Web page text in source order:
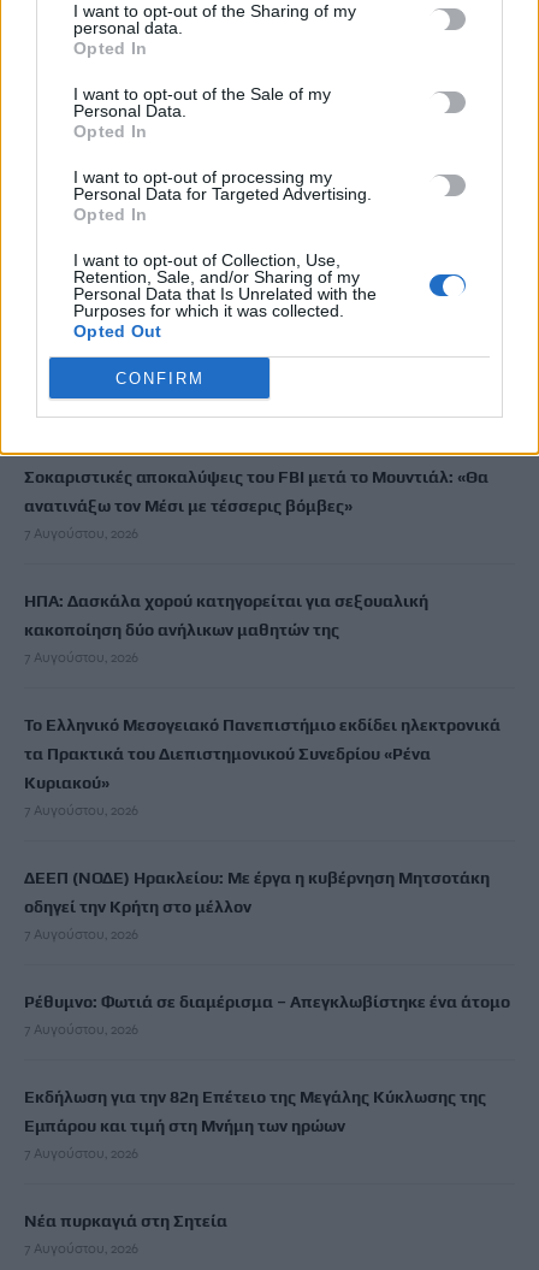
I want to opt-out of the Sharing of my
personal data.
Opted In
I want to opt-out of the Sale of my
Personal Data.
Opted In
I want to opt-out of processing my
Personal Data for Targeted Advertising.
Opted In
I want to opt-out of Collection, Use,
Retention, Sale, and/or Sharing of my
Personal Data that Is Unrelated with the
Purposes for which it was collected.
Opted Out
CONFIRM
Μην χάνεις είδηση. Βάλε τοCRETA24στην
ΡΟΗ ΕΙΔΗΣΕΩΝ
Ξεκινούν οι ετήσιες Καλοκαιρινές Εκθέσεις του Φεστιβάλ
Κινηματογράφου Χανίων
7 Αυγούστου, 2026
Ισπανία: Απολιθώματα αποκαλύπτουν ότι οι πρώτοι
Ευρωπαίοι ίσως ασκούσαν κανιβαλισμό
Σοκαριστικές αποκαλύψεις του FBI μετά το Μουντιάλ: «Θα
ανατινάξω τον Μέσι με τέσσερις βόμβες»
7 Αυγούστου, 2026
ΗΠΑ: Δασκάλα χορού κατηγορείται για σεξουαλική
κακοποίηση δύο ανήλικων μαθητών της
7 Αυγούστου, 2026
Το Ελληνικό Μεσογειακό Πανεπιστήμιο εκδίδει ηλεκτρονικά
τα Πρακτικά του Διεπιστημονικού Συνεδρίου «Ρένα
Κυριακού»
7 Αυγούστου, 2026
ΔΕΕΠ (ΝΟΔΕ) Ηρακλείου: Με έργα η κυβέρνηση Μητσοτάκη
οδηγεί την Κρήτη στο μέλλον
7 Αυγούστου, 2026
Ρέθυμνο: Φωτιά σε διαμέρισμα – Απεγκλωβίστηκε ένα άτομο
7 Αυγούστου, 2026
Εκδήλωση για την 82η Επέτειο της Μεγάλης Κύκλωσης της
Εμπάρου και τιμή στη Μνήμη των ηρώων
7 Αυγούστου, 2026
Νέα πυρκαγιά στη Σητεία
7 Αυγούστου, 2026